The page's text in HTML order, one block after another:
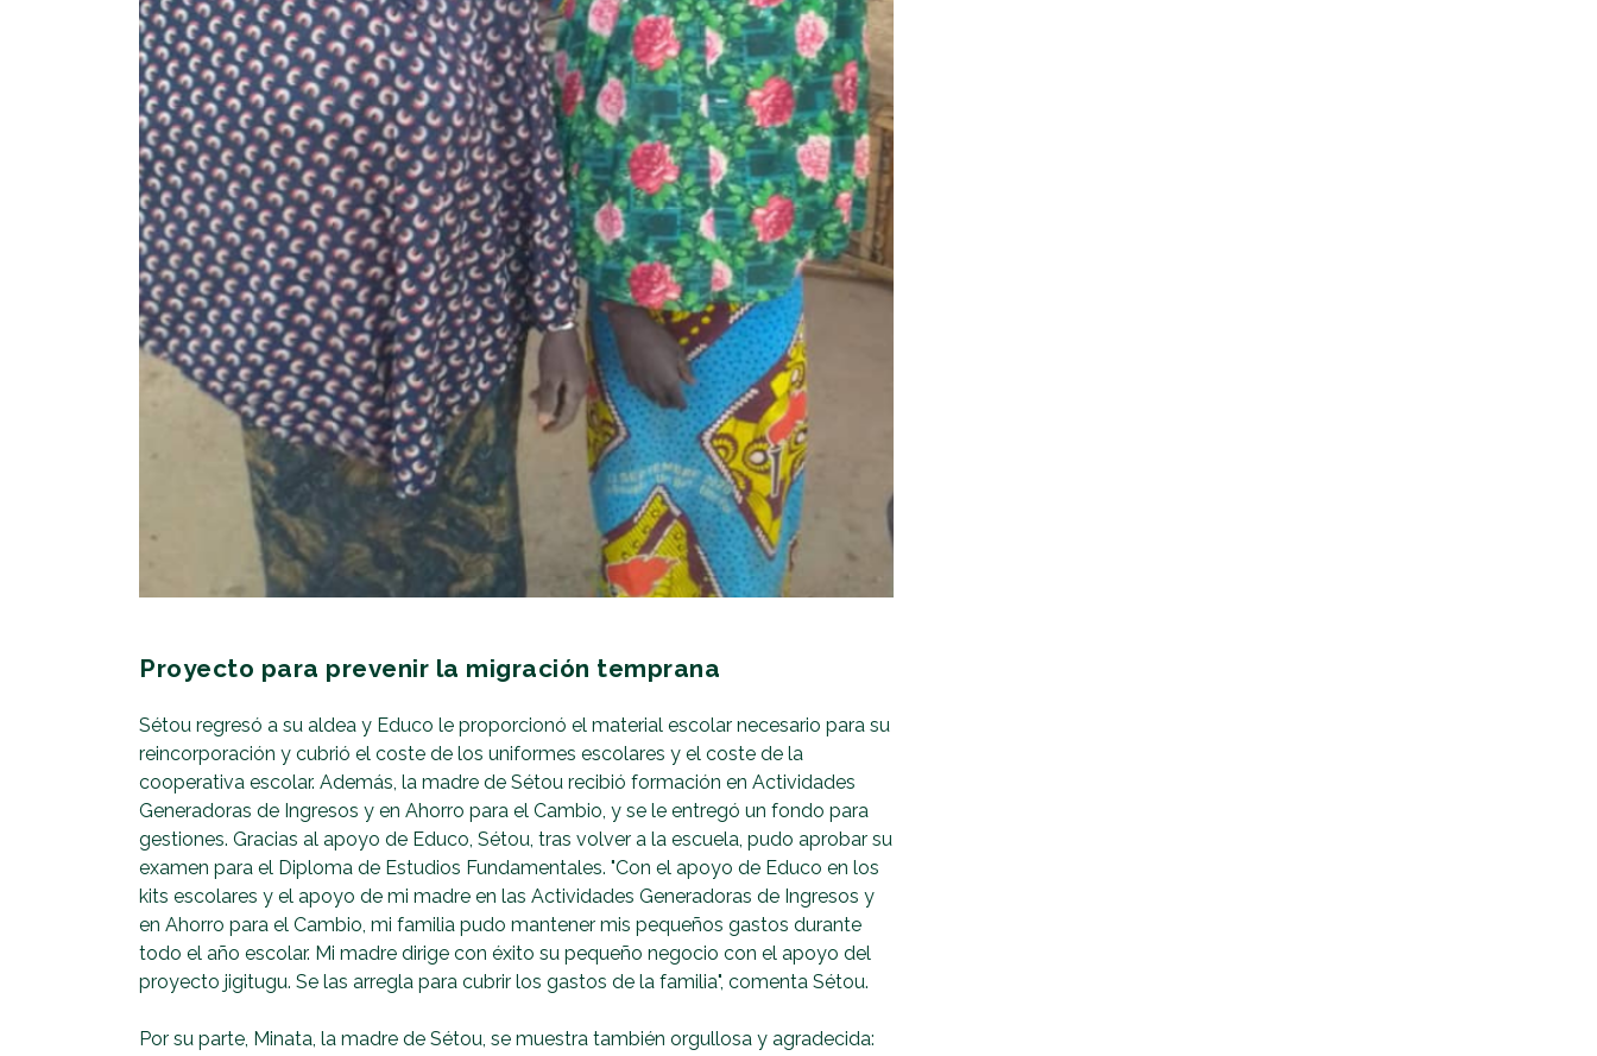
Proyecto para prevenir la migración temprana
Sétou regresó a su aldea y Educo le proporcionó el material escolar necesario para su
reincorporación y cubrió el coste de los uniformes escolares y el coste de la
cooperativa escolar. Además, la madre de Sétou recibió formación en Actividades
Generadoras de Ingresos y en Ahorro para el Cambio, y se le entregó un fondo para
gestiones. Gracias al apoyo de Educo, Sétou, tras volver a la escuela, pudo aprobar su
examen para el Diploma de Estudios Fundamentales. "Con el apoyo de Educo en los
kits escolares y el apoyo de mi madre en las Actividades Generadoras de Ingresos y
en Ahorro para el Cambio, mi familia pudo mantener mis pequeños gastos durante
todo el año escolar. Mi madre dirige con éxito su pequeño negocio con el apoyo del
proyecto jigitugu. Se las arregla para cubrir los gastos de la familia", comenta Sétou.
Por su parte, Minata, la madre de Sétou, se muestra también orgullosa y agradecida: